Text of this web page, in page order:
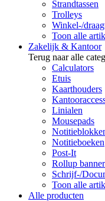
Strandtassen
Trolleys
Winkel-/
Toon alle
Zakelijk & Kantoor
Terug naar alle
Calculators
Etuis
Kaarthouders
Linialen
Mousepads
Notitieboeken
Post-It
Rollup
Schrijf-/
Toon alle
Alle producten